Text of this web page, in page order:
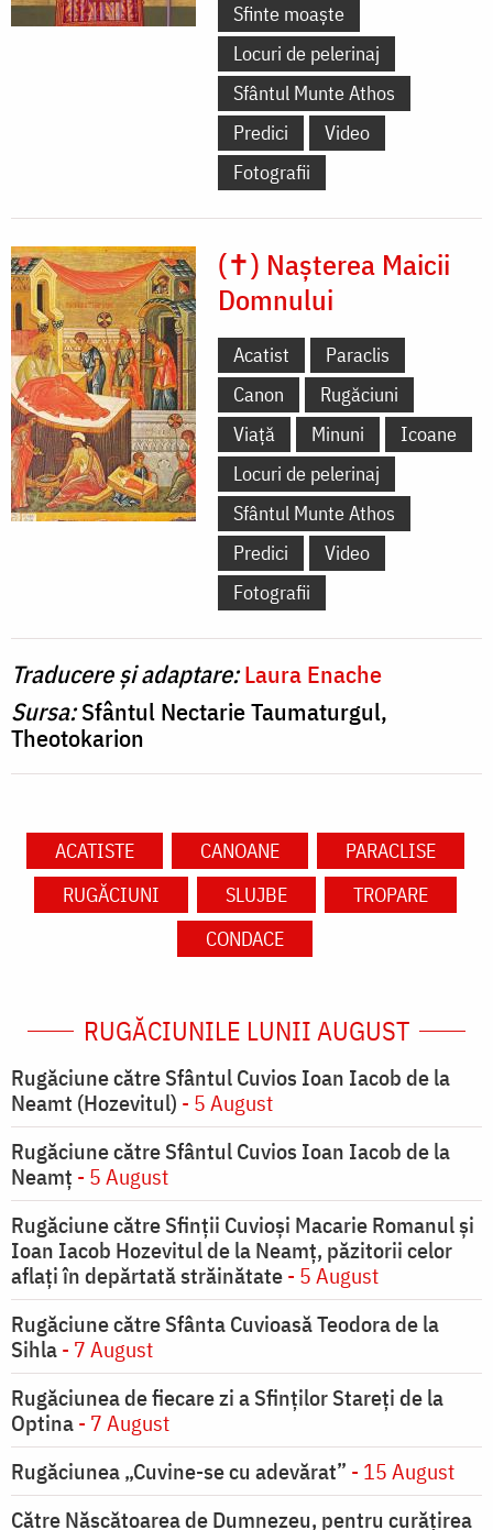
Sfinte moaște
Locuri de pelerinaj
Sfântul Munte Athos
Predici
Video
Fotografii
(✝) Nașterea Maicii
Domnului
Acatist
Paraclis
Canon
Rugăciuni
Viață
Minuni
Icoane
Locuri de pelerinaj
Sfântul Munte Athos
Predici
Video
Fotografii
Traducere și adaptare:Laura Enache
Sursa:Sfântul Nectarie Taumaturgul,
Theotokarion
ACATISTE CANOANE
PARACLISE
RUGĂCIUNI
SLUJBE
TROPARE
CONDACE
RUGĂCIUNILE LUNII AUGUST
Rugăciune către Sfântul Cuvios Ioan Iacob de la
Neamt (Hozevitul) - 5 August
Rugăciune către Sfântul Cuvios Ioan Iacob de la
Neamț - 5 August
Rugăciune către Sfinții Cuvioși Macarie Romanul și
Ioan Iacob Hozevitul de la Neamț, păzitorii celor
aflați în depărtată străinătate- 5 August
Rugăciune către Sfânta Cuvioasă Teodora de la
Sihla- 7 August
Rugăciunea de fiecare zi a Sfinților Stareți de la
Optina- 7 August
Rugăciunea „Cuvine-se cu adevărat” - 15 August
Către Născătoarea de Dumnezeu, pentru curățirea